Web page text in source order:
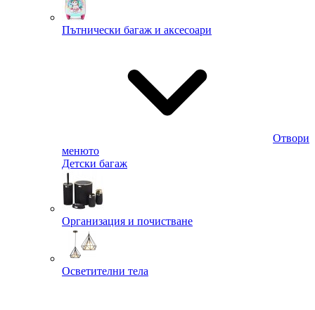
Пътнически багаж и аксесоари
Отвори
менюто
Детски багаж
Организация и почистване
Осветителни тела